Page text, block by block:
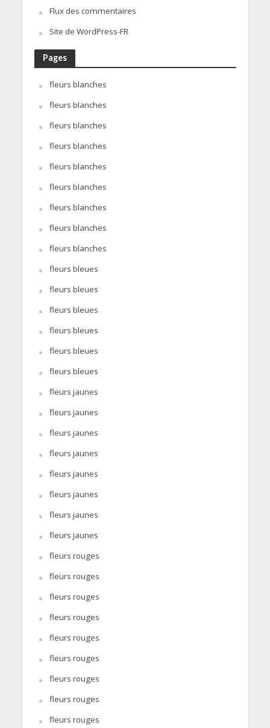
Flux des commentaires
Site de WordPress-FR
Pages
fleurs blanches
fleurs blanches
fleurs blanches
fleurs blanches
fleurs blanches
fleurs blanches
fleurs blanches
fleurs blanches
fleurs blanches
fleurs bleues
fleurs bleues
fleurs bleues
fleurs bleues
fleurs bleues
fleurs bleues
fleurs jaunes
fleurs jaunes
fleurs jaunes
fleurs jaunes
fleurs jaunes
fleurs jaunes
fleurs jaunes
fleurs jaunes
fleurs rouges
fleurs rouges
fleurs rouges
fleurs rouges
fleurs rouges
fleurs rouges
fleurs rouges
fleurs rouges
fleurs rouges